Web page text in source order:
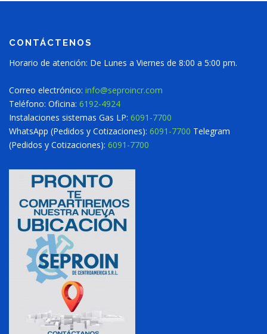
CONTÁCTENOS
Horario de atención: De Lunes a Viernes de 8:00 a 5:00 pm.
Correo electrónico: info@seproincr.com
Teléfono: Oficina: 6192-4924
Instalaciones sistemas Gas LP: 6091-7700
WhatsApp (Pedidos y Cotizaciones): 6091-7700 Telegram
(Pedidos y Cotizaciones): 6091-7700